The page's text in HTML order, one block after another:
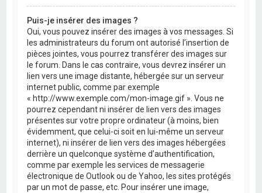
Puis-je insérer des images ?
Oui, vous pouvez insérer des images à vos messages. Si
les administrateurs du forum ont autorisé l’insertion de
pièces jointes, vous pourrez transférer des images sur
le forum. Dans le cas contraire, vous devrez insérer un
lien vers une image distante, hébergée sur un serveur
internet public, comme par exemple
« http://www.exemple.com/mon-image.gif ». Vous ne
pourrez cependant ni insérer de lien vers des images
présentes sur votre propre ordinateur (à moins, bien
évidemment, que celui-ci soit en lui-même un serveur
internet), ni insérer de lien vers des images hébergées
derrière un quelconque système d’authentification,
comme par exemple les services de messagerie
électronique de Outlook ou de Yahoo, les sites protégés
par un mot de passe, etc. Pour insérer une image,